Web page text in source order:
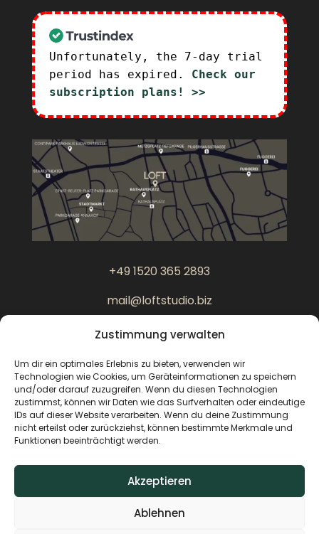
Zustimmung verwalten
Um dir ein optimales Erlebnis zu bieten, verwenden wir
Technologien wie Cookies, um Geräteinformationen zu speichern
und/oder darauf zuzugreifen. Wenn du diesen Technologien
zustimmst, können wir Daten wie das Surfverhalten oder eindeutige
IDs auf dieser Website verarbeiten. Wenn du deine Zustimmung
nicht erteilst oder zurückziehst, können bestimmte Merkmale und
Funktionen beeinträchtigt werden.
Akzeptieren
Ablehnen
Unfortunately, the 7-day trial
period has expired. Check our
subscription plans! >>
+49 1520 365 2893
mail@loftstudio.biz
Am Perlachberg 2
86150 Augsburg